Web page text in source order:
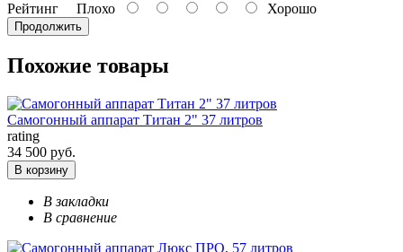
Рейтинг Плохо Хорошо
Продолжить
Похожие товары
Самогонный аппарат Титан 2" 37 литров
rating
34 500 руб.
В корзину
В закладки
В сравнение